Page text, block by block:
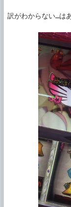
訳がわからない…は